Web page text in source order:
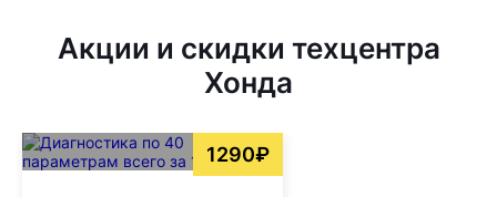
Акции и скидки техцентра
Хонда
1290₽